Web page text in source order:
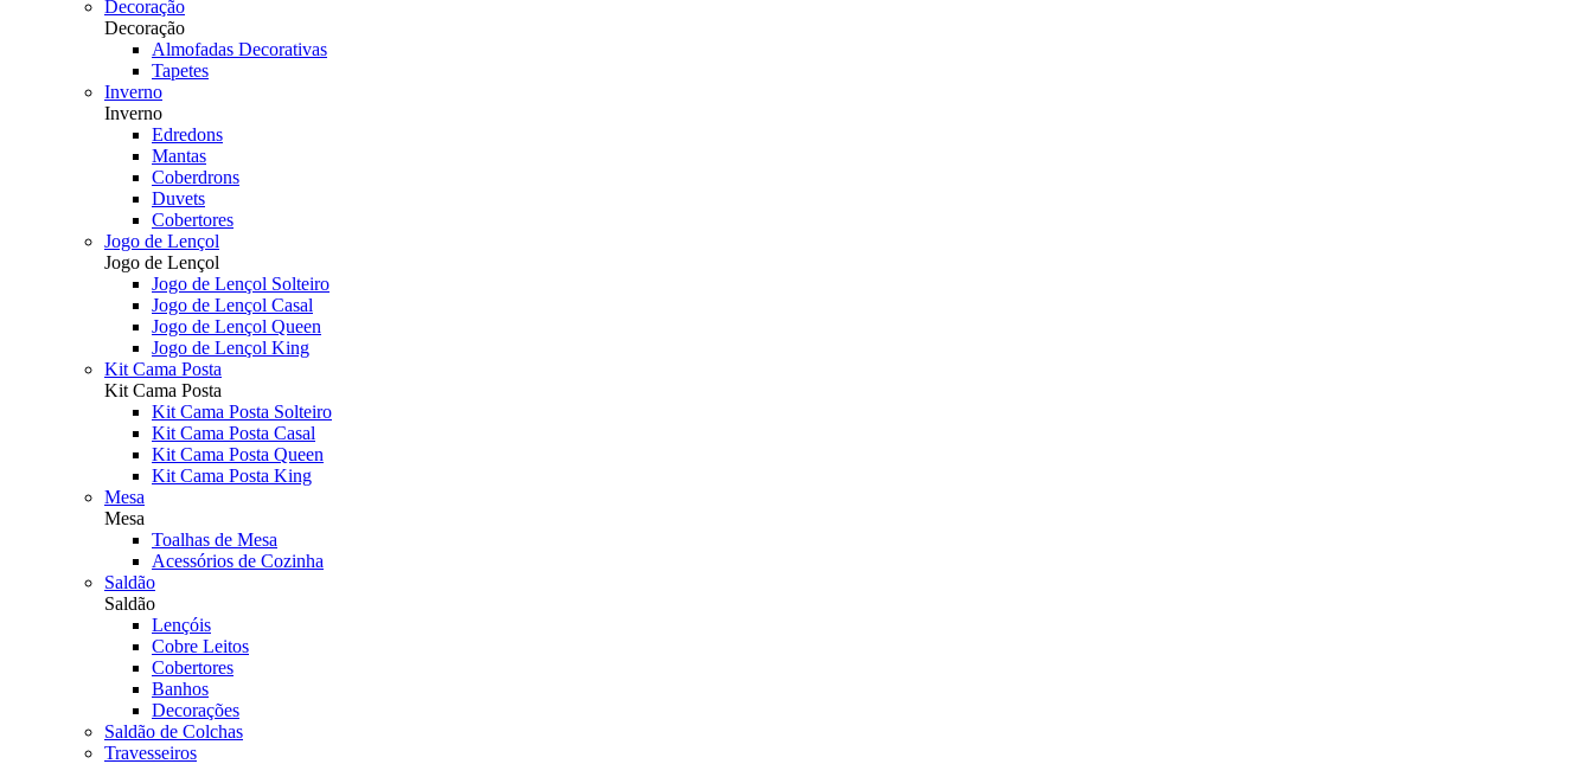
Decoração
Decoração
Almofadas Decorativas
Tapetes
Inverno
Inverno
Edredons
Mantas
Coberdrons
Duvets
Cobertores
Jogo de Lençol
Jogo de Lençol
Jogo de Lençol Solteiro
Jogo de Lençol Casal
Jogo de Lençol Queen
Jogo de Lençol King
Kit Cama Posta
Kit Cama Posta
Kit Cama Posta Solteiro
Kit Cama Posta Casal
Kit Cama Posta Queen
Kit Cama Posta King
Mesa
Mesa
Toalhas de Mesa
Acessórios de Cozinha
Saldão
Saldão
Lençóis
Cobre Leitos
Cobertores
Banhos
Decorações
Saldão de Colchas
Travesseiros